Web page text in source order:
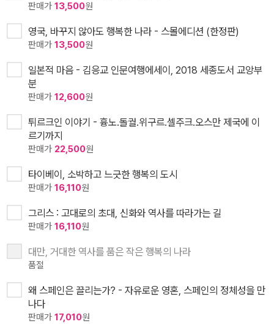
판매가 13,500원
영국, 바꾸지 않아도 행복한 나라 - 스몰에디션 (한정판)
판매가 13,500원
일본적 마음 - 김응교 인문여행에세이, 2018 세종도서 교앙부
분
판매가 12,600원
튀르크인 이야기 - 흉노.돌궐.위구르.셀주크.오스만 제국에 이
르기까지
판매가 22,500원
타이베이, 소박하고 느긋한 행복의 도시
판매가 16,110원
그리스 : 고대로의 초대, 신화와 역사를 따라가는 길
판매가 16,110원
대만, 거대한 역사를 품은 작은 행복의 나라
품절
왜 스페인은 끌리는가? - 자유로운 영혼, 스페인의 정체성을 만
나다
판매가 17,010원